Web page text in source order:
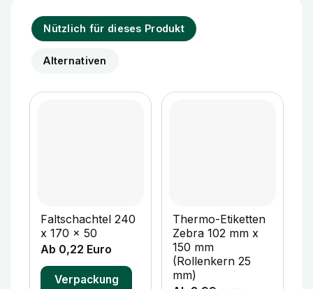
Nützlich für dieses Produkt
Alternativen
Faltschachtel 240
x 170 x 50
Ab 0,22 Euro
Verpackung
Thermo-Etiketten
Zebra 102 mm x
150 mm
(Rollenkern 25
mm)